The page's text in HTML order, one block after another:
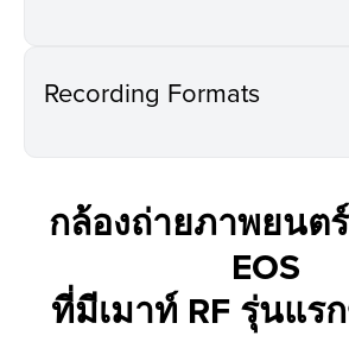
Recording Formats
กล้องถ่ายภาพยนต
EOS
ที่มีเมาท์ RF รุ่นแร